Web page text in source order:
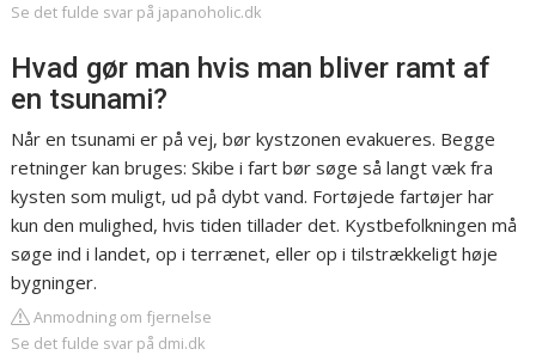
Se det fulde svar på japanoholic.dk
Hvad gør man hvis man bliver ramt af
en tsunami?
Når en tsunami er på vej, bør kystzonen evakueres. Begge
retninger kan bruges: Skibe i fart bør søge så langt væk fra
kysten som muligt, ud på dybt vand. Fortøjede fartøjer har
kun den mulighed, hvis tiden tillader det. Kystbefolkningen må
søge ind i landet, op i terrænet, eller op i tilstrækkeligt høje
bygninger.
Anmodning om fjernelse
Se det fulde svar på dmi.dk